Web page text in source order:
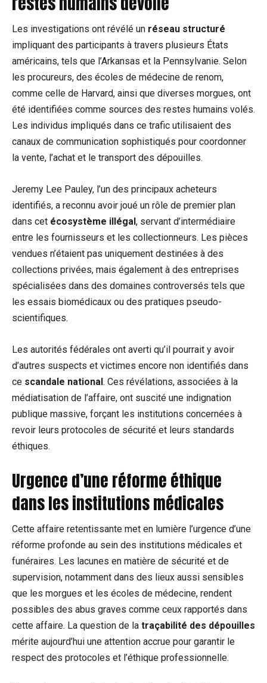
Les investigations ont révélé un réseau structuré
impliquant des participants à travers plusieurs États
américains, tels que l’Arkansas et la Pennsylvanie. Selon
les procureurs, des écoles de médecine de renom,
comme celle de Harvard, ainsi que diverses morgues, ont
été identifiées comme sources des restes humains volés.
Les individus impliqués dans ce trafic utilisaient des
canaux de communication sophistiqués pour coordonner
la vente, l’achat et le transport des dépouilles.
Jeremy Lee Pauley, l’un des principaux acheteurs
identifiés, a reconnu avoir joué un rôle de premier plan
dans cet écosystème illégal , servant d’intermédiaire
entre les fournisseurs et les collectionneurs. Les pièces
vendues n’étaient pas uniquement destinées à des
collections privées, mais également à des entreprises
spécialisées dans des domaines controversés tels que
les essais biomédicaux ou des pratiques pseudo-
scientifiques.
Les autorités fédérales ont averti qu’il pourrait y avoir
d’autres suspects et victimes encore non identifiés dans
ce scandale national . Ces révélations, associées à la
médiatisation de l’affaire, ont suscité une indignation
publique massive, forçant les institutions concernées à
revoir leurs protocoles de sécurité et leurs standards
éthiques.
Urgence d’une réforme éthique
dans les institutions médicales
Cette affaire retentissante met en lumière l’urgence d’une
réforme profonde au sein des institutions médicales et
funéraires. Les lacunes en matière de sécurité et de
supervision, notamment dans des lieux aussi sensibles
que les morgues et les écoles de médecine, rendent
possibles des abus graves comme ceux rapportés dans
cette affaire. La question de la traçabilité des dépouilles
mérite aujourd’hui une attention accrue pour garantir le
respect des protocoles et l’éthique professionnelle.